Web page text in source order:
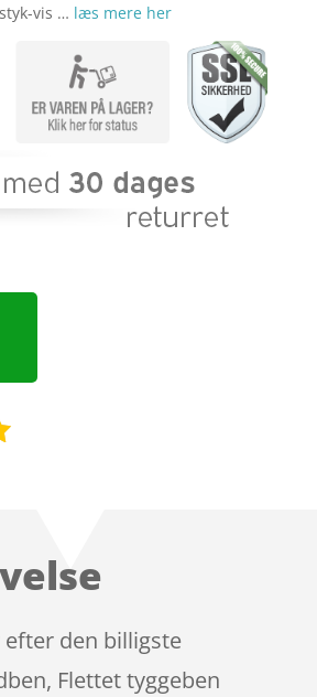
vis … læs mere her
efter den billigste
Flettet tyggeben